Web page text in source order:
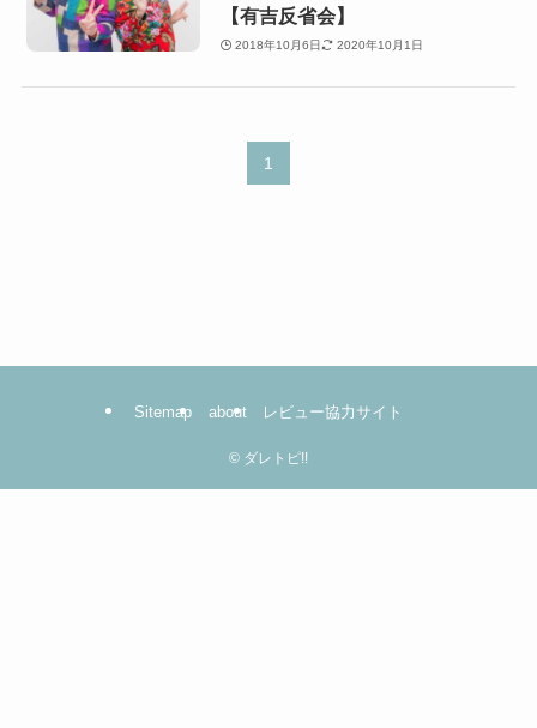
【有吉反省会】
2018年10月6日 2020年10月1日
1
Sitemap about レビュー協力サイト
© ダレトピ!!